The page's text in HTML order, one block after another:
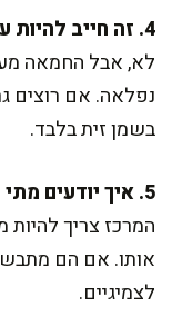
4. זה חייב להיות עם חמאה?
לא, אבל החמאה
נפלאה. אם רוצים
בשמן זית בלבד.
5. איך יודעים מתי הסקאלופ מוכן?
המרכז צריך להיות
אותו. אם הם
לצמיגיים.